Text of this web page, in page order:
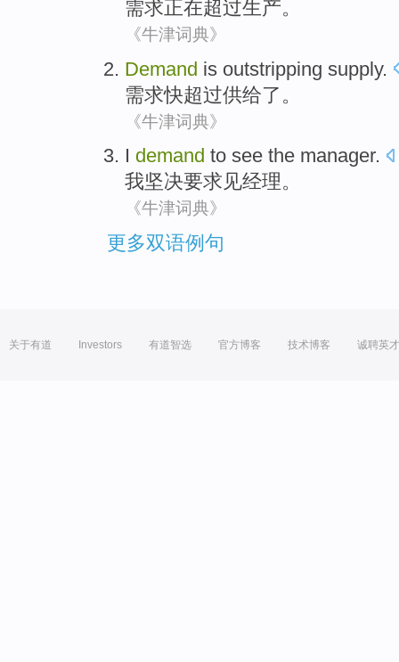
需求正在超过生产。
《牛津词典》
Demand is outstripping supply.
需求快超过供给了。
《牛津词典》
I demand to see the manager.
我坚决要求 见经理。
《牛津词典》
更多双语例句
关于有道 Investors 有道智选 官方博客 技术博客 诚聘英才